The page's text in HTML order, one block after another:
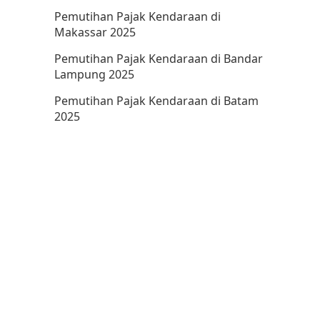
Pemutihan Pajak Kendaraan di
Makassar 2025
Pemutihan Pajak Kendaraan di Bandar
Lampung 2025
Pemutihan Pajak Kendaraan di Batam
2025